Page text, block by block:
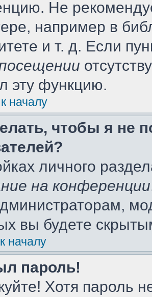
Не
например в
и т. д. Если
эту функцию.
началу
чтобы я не
личного
на конференции
вы будете
началу
пароль!
Хотя пароль